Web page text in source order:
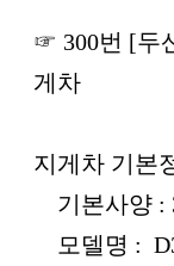
☞ 300번 [두
게차
지게차 기본
기본사양 :
모델명 :